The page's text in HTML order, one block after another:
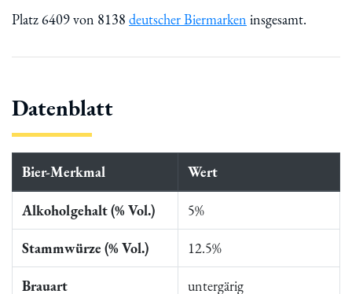
Platz 6409 von 8138 deutscher Biermarken insgesamt.
Datenblatt
Bier-Merkmal Wert
Alkoholgehalt (% Vol.) 5%
Stammwürze (% Vol.) 12.5%
Brauart untergärig